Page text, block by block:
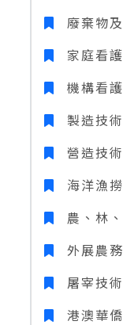
廢棄物
家庭看
機構看
製造技
營造技
海洋漁
農、林
外展農
屠宰技
港澳華僑